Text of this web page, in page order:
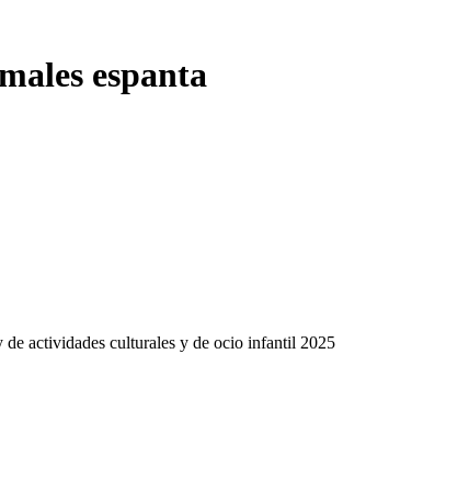
espanta
actividades culturales y de ocio infantil 2025